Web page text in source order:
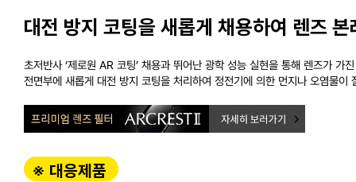
대전 방지 코팅을 새롭게 채용하여 렌즈
초저반사 ‘제로원 AR 코팅’ 채용과 뛰어난 광학 성능 실현을 통해 렌즈가
전면부에 새롭게 대전 방지 코팅을 처리하여 정전기에 의한 먼지나 오염물이
※ 대응제품